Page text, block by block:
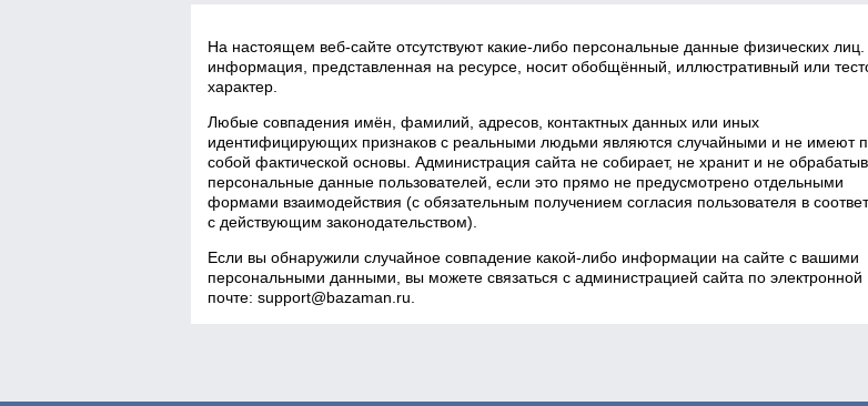
На настоящем веб‑сайте отсутствуют какие‑либо персональные данные физических лиц.
информация, представленная на ресурсе, носит обобщённый, иллюстративный или
характер.
Любые совпадения имён, фамилий, адресов, контактных данных или иных
идентифицирующих признаков с реальными людьми являются случайными и не имеют
собой фактической основы. Администрация сайта не собирает, не хранит и не
персональные данные пользователей, если это прямо не предусмотрено отдельными
формами взаимодействия (с обязательным получением согласия пользователя в
с действующим законодательством).
Если вы обнаружили случайное совпадение какой‑либо информации на сайте с вашими
персональными данными, вы можете связаться с администрацией сайта по электронной
почте:support@bazaman.ru